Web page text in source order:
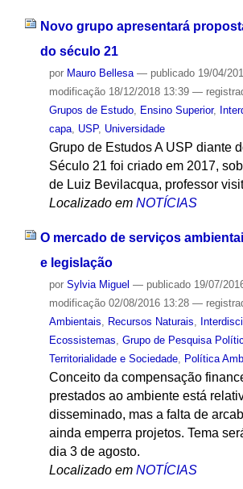
Novo grupo apresentará
do século 21
por Mauro Bellesa — publicado19/04/
modificação18/12/2018 13:39 —
Grupos de Estudo, Ensino Superior,
capa, USP, Universidade
Grupo de Estudos A USP diante
Século 21 foi criado em 2017,
de Luiz Bevilacqua, professor
Localizado em NOTÍCIAS
O mercado de serviços
e legislação
por Sylvia Miguel — publicado19/07/
modificação02/08/2016 13:28 —
Ambientais
Recursos Naturais
Ecossistemas Grupo de Pesquisa
Territorialidade e Sociedade, Política
Conceito da compensação
prestados ao ambiente está
disseminado, mas a falta de
ainda emperra projetos. Tema
dia 3 de agosto.
Localizado em NOTÍCIAS